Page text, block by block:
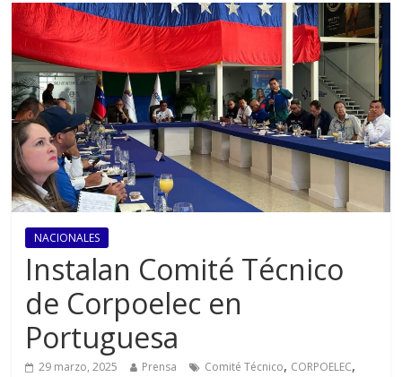
NACIONALES
Instalan Comité Técnico
de Corpoelec en
Portuguesa
29 marzo, 2025 Prensa Comité Técnico, CORPOELEC,